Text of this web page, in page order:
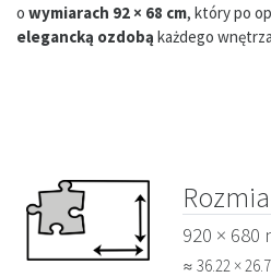
o wymiarach 92 × 68 cm, który po
elegancką ozdobą każdego
920 × 680
≈ 36.22 ×